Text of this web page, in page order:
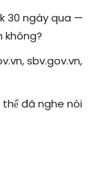
30 ngày qua —
không?
sbv.gov.vn,
thể đã nghe nói